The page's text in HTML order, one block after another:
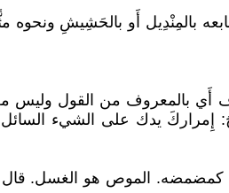
بالمِنْدِيل أَو بالحَشِيشِ
بالمعروف من القول وليس
إِمراركَ يدك على الشيء
الموص هو الغسل. قال